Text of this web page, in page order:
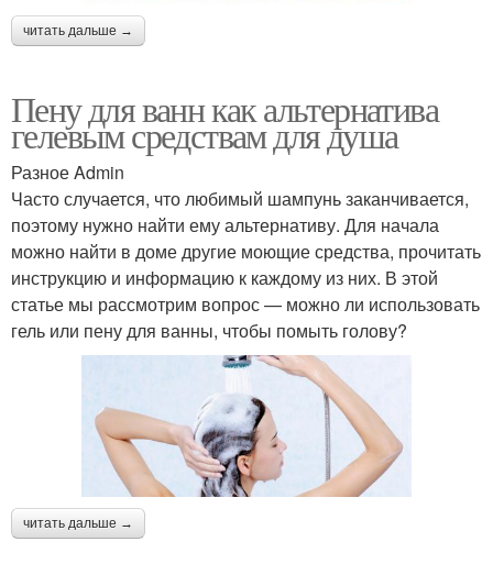
читать дальше →
Пену для ванн как альтернатива
гелевым средствам для душа
Разное Admin
Часто случается, что любимый шампунь заканчивается,
поэтому нужно найти ему альтернативу. Для начала
можно найти в доме другие моющие средства, прочитать
инструкцию и информацию к каждому из них. В этой
статье мы рассмотрим вопрос — можно ли использовать
гель или пену для ванны, чтобы помыть голову?
читать дальше →